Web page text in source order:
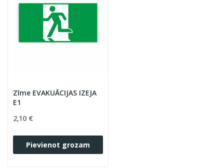
Zīme EVAKUĀCIJAS IZEJA
E1
2,10 €
Pievienot grozam